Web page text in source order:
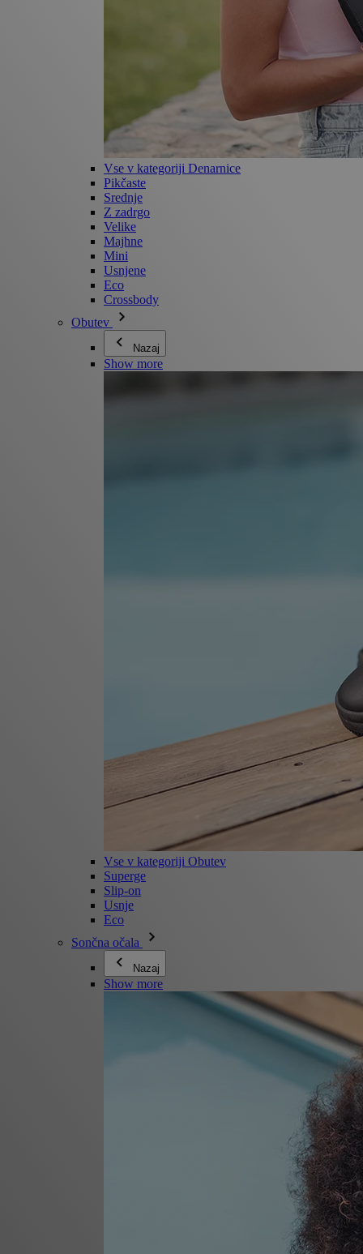
Vse v kategoriji Denarnice
Pikčaste
Srednje
Z zadrgo
Velike
Majhne
Mini
Usnjene
Eco
Crossbody
Obutev
Nazaj
Show more
Vse v kategoriji Obutev
Superge
Slip-on
Usnje
Eco
Sončna očala
Nazaj
Show more